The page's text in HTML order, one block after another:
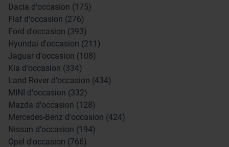
Dacia d'occasion (175)
Fiat d'occasion (276)
Ford d'occasion (393)
Hyundai d'occasion (211)
Jaguar d'occasion (108)
Kia d'occasion (334)
Land Rover d'occasion (434)
MINI d'occasion (332)
Mazda d'occasion (128)
Mercedes-Benz d'occasion (424)
Nissan d'occasion (194)
Opel d'occasion (766)